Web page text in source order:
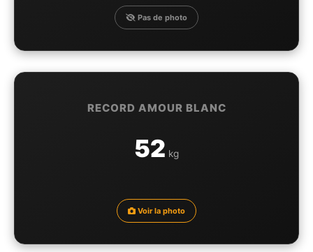
Pas de photo
RECORD AMOUR BLANC
52 kg
Voir la photo